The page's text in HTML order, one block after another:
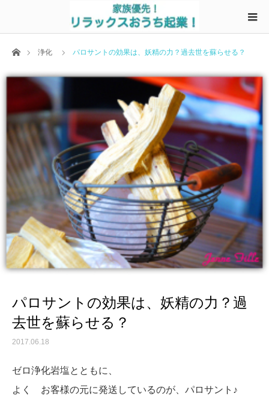
ホーム浄化 パロサントの効果は、妖精の力？過去世を蘇らせる？
パロサントの効果は、妖精の力？過
去世を蘇らせる？
2017.06.18
ゼロ浄化岩塩とともに、
よく お客様の元に発送しているのが、パロサント♪